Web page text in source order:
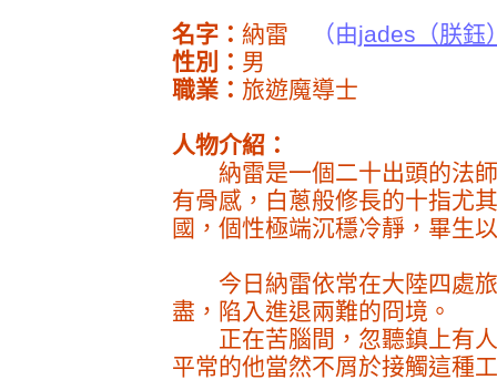
名字： 納雷 （由jades（朕鈺
性別： 男
職業： 旅遊魔導士
人物介紹：
納雷是一個二十出頭的法師
有骨感，白蔥般修長的十指尤
國，個性極端沉穩冷靜，畢生
今日納雷依常在大陸四處旅
盡，陷入進退兩難的冏境。
正在苦腦間，忽聽鎮上有人
平常的他當然不屑於接觸這種